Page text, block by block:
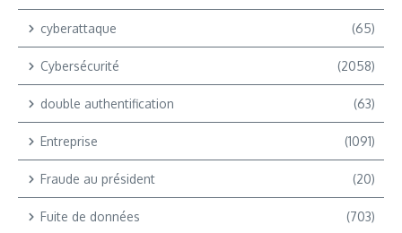
cyberattaque (65)
Cybersécurité (2058)
double authentification (63)
Entreprise (1091)
Fraude au président (20)
Fuite de données (703)